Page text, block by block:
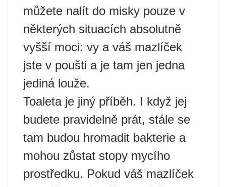
můžete nalít do misky pouze v
některých situacích absolutně
vyšší moci: vy a váš mazlíček
jste v poušti a je tam jen jedna
jediná louže.
Toaleta je jiný příběh. I když jej
budete pravidelně prát, stále se
tam budou hromadit bakterie a
mohou zůstat stopy mycího
prostředku. Pokud váš mazlíček